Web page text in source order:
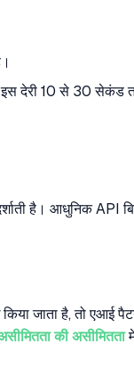
10 से 30 सेकंड
है। आधुनिक API
जाता है, तो एआई
की असीमितता